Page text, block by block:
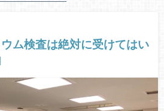
ム検査は絶対に受けてはい